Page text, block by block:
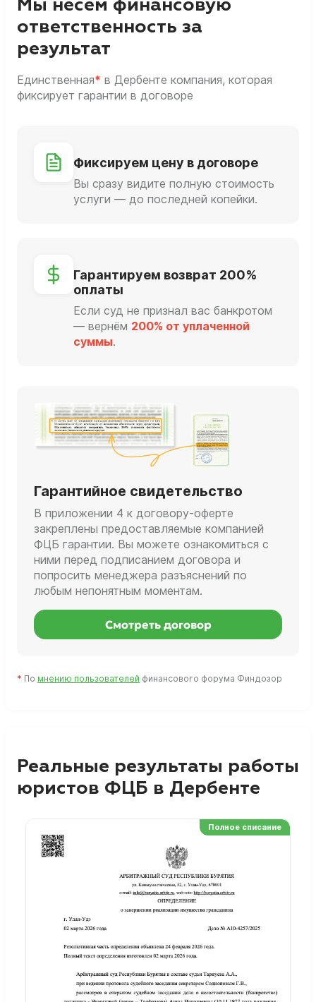
Мы несём финансовую
ответственность за
результат
Единственная* в Дербенте компания, которая
фиксирует гарантии в договоре
Фиксируем цену в договоре
Вы сразу видите полную стоимость
услуги — до последней копейки.
Гарантируем возврат 200%
оплаты
Если суд не признал вас банкротом
— вернём 200% от уплаченной
суммы.
Гарантийное свидетельство
В приложении 4 к договору-оферте
закреплены предоставляемые компанией
ФЦБ гарантии. Вы можете ознакомиться с
ними перед подписанием договора и
попросить менеджера разъяснений по
любым непонятным моментам.
Смотреть договор
* По мнению пользователей финансового форума Финдозор
Реальные результаты работы
юристов ФЦБ в Дербенте
Полное списание